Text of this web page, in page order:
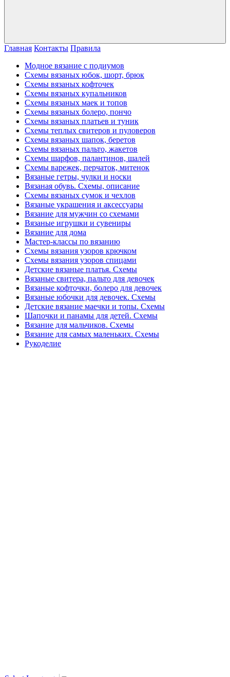
Главная Контакты Правила
Модное вязание с подиумов
Схемы вязаных юбок, шорт, брюк
Схемы вязаных кофточек
Схемы вязаных купальников
Схемы вязаных маек и топов
Схемы вязаных болеро, пончо
Схемы вязаных платьев и туник
Схемы теплых свитеров и пуловеров
Схемы вязаных шапок, беретов
Схемы вязаных пальто, жакетов
Схемы шарфов, палантинов, шалей
Схемы варежек, перчаток, митенок
Вязаные гетры, чулки и носки
Вязаная обувь. Схемы, описание
Схемы вязаных сумок и чехлов
Вязаные украшения и аксессуары
Вязание для мужчин со схемами
Вязаные игрушки и сувениры
Вязание для дома
Мастер-классы по вязанию
Схемы вязания узоров крючком
Схемы вязания узоров спицами
Детские вязаные платья. Схемы
Вязаные свитера, пальто для девочек
Вязаные кофточки, болеро для девочек
Вязаные юбочки для девочек. Схемы
Детские вязание маечки и топы. Схемы
Шапочки и панамы для детей. Схемы
Вязание для мальчиков. Схемы
Вязание для самых маленьких. Схемы
Рукоделие